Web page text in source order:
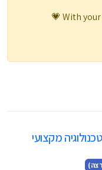
With your
מקצועי